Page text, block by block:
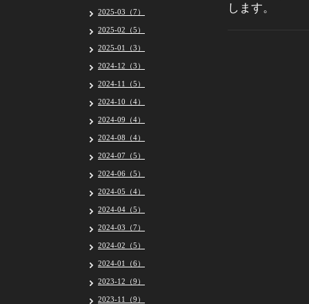
します。
2025-03（7）
2025-02（5）
2025-01（3）
2024-12（3）
2024-11（5）
2024-10（4）
2024-09（4）
2024-08（4）
2024-07（5）
2024-06（5）
2024-05（4）
2024-04（5）
2024-03（7）
2024-02（5）
2024-01（6）
2023-12（9）
2023-11（9）